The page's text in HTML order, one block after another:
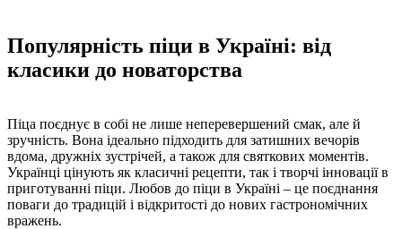
Популярність піци в Україні: від
класики до новаторства
Піца поєднує в собі не лише неперевершений смак, але й
зручність. Вона ідеально підходить для затишних вечорів
вдома, дружніх зустрічей, а також для святкових моментів.
Українці цінують як класичні рецепти, так і творчі інновації в
приготуванні піци. Любов до піци в Україні – це поєднання
поваги до традицій і відкритості до нових гастрономічних
вражень.